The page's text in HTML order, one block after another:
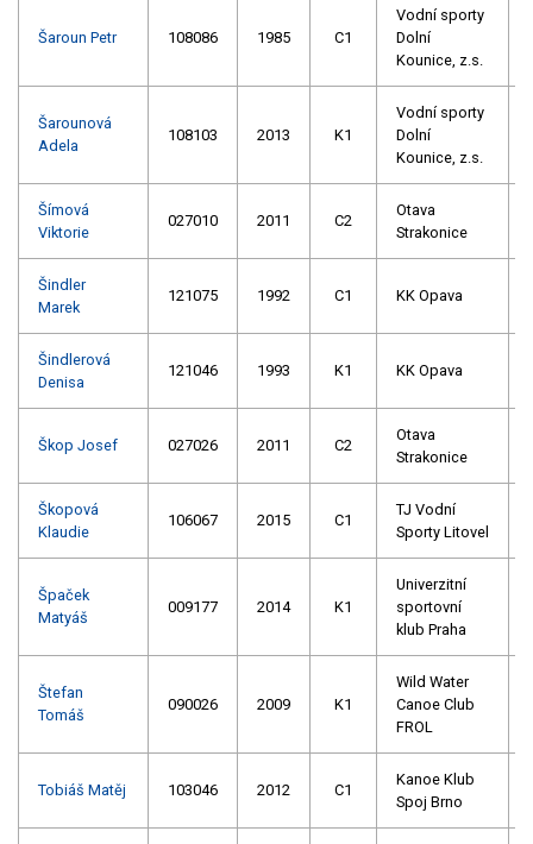
Šaroun Petr 108086 1985 C1
Vodní sporty
Dolní
Kounice, z.s.
Šarounová
Adela
108103 2013 K1
Vodní sporty
Dolní
Kounice, z.s.
Šímová
Viktorie
027010 2011 C2
Otava
Strakonice
Šindler
Marek
121075 1992 C1 KK Opava
Šindlerová
Denisa
121046 1993 K1 KK Opava
Škop Josef 027026 2011 C2
Otava
Strakonice
Škopová
Klaudie
106067 2015 C1
TJ Vodní
Sporty Litovel
Špaček
Matyáš
009177 2014 K1
Univerzitní
sportovní
klub Praha
Štefan
Tomáš
090026 2009 K1
Wild Water
Canoe Club
FROL
Tobiáš Matěj 103046 2012 C1
Kanoe Klub
Spoj Brno